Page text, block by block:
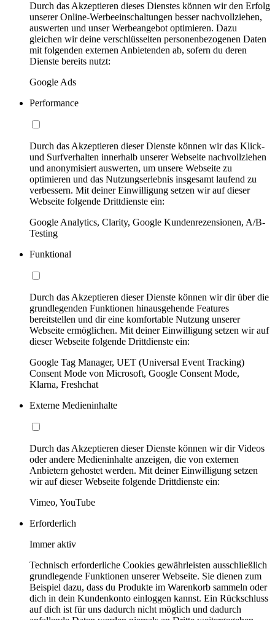
Durch das Akzeptieren dieses Dienstes können wir den Erfolg
unserer Online-Werbeeinschaltungen besser nachvollziehen,
auswerten und unser Werbeangebot optimieren. Dazu
gleichen wir deine verschlüsselten personenbezogenen Daten
mit folgenden externen Anbietenden ab, sofern du deren
Dienste bereits nutzt:
Google Ads
Performance
Durch das Akzeptieren dieser Dienste können wir das Klick-
und Surfverhalten innerhalb unserer Webseite nachvollziehen
und anonymisiert auswerten, um unsere Webseite zu
optimieren und das Nutzungserlebnis insgesamt laufend zu
verbessern. Mit deiner Einwilligung setzen wir auf dieser
Webseite folgende Drittdienste ein:
Google Analytics, Clarity, Google Kundenrezensionen, A/B-
Testing
Funktional
Durch das Akzeptieren dieser Dienste können wir dir über die
grundlegenden Funktionen hinausgehende Features
bereitstellen und dir eine komfortable Nutzung unserer
Webseite ermöglichen. Mit deiner Einwilligung setzen wir auf
dieser Webseite folgende Drittdienste ein:
Google Tag Manager, UET (Universal Event Tracking)
Consent Mode von Microsoft, Google Consent Mode,
Klarna, Freshchat
Externe Medieninhalte
Durch das Akzeptieren dieser Dienste können wir dir Videos
oder andere Medieninhalte anzeigen, die von externen
Anbietern gehostet werden. Mit deiner Einwilligung setzen
wir auf dieser Webseite folgende Drittdienste ein:
Vimeo, YouTube
Erforderlich
Immer aktiv
Technisch erforderliche Cookies gewährleisten ausschließlich
grundlegende Funktionen unserer Webseite. Sie dienen zum
Beispiel dazu, dass du Produkte im Warenkorb sammeln oder
dich in dein Kundenkonto einloggen kannst. Ein Rückschluss
auf dich ist für uns dadurch nicht möglich und dadurch